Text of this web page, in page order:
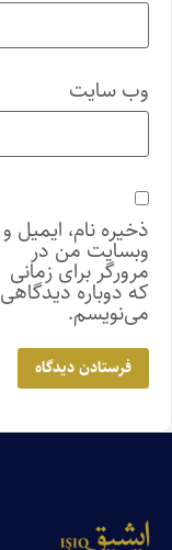
وب‌ سایت
ذخیره نام، ایمیل و
وبسایت من در
مرورگر برای زمانی
که دوباره دیدگاهی
می‌نویسم.